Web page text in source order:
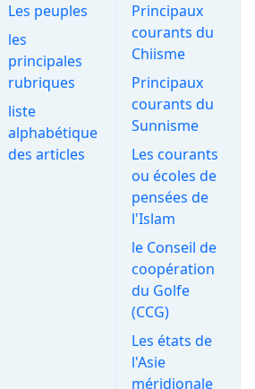
Les peuples
les
principales
rubriques
liste
alphabétique
des articles
Principaux
courants du
Chiisme
Principaux
courants du
Sunnisme
Les courants
ou écoles de
pensées de
l'Islam
le Conseil de
coopération
du Golfe
(CCG)
Les états de
l'Asie
méridionale